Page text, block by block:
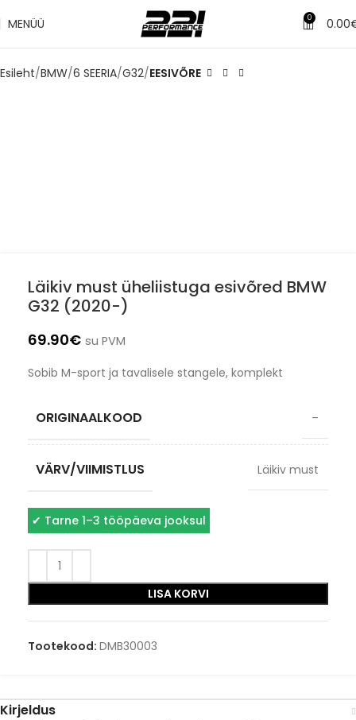
MENÜÜ 0 0.00
Esileht BMW 6 SEERIA G32 EESIVÕRE
Läikiv must üheliistuga esivõred BMW
G32 (2020-)
69.90€ su PVM
Sobib M-sport ja tavalisele stangele, komplekt
ORIGINAALKOOD –
VÄRV/VIIMISTLUS Läikiv must
✔ Tarne 1–3 tööpäeva jooksul
LISA KORVI
Tootekood: DMB30003
Kirjeldus